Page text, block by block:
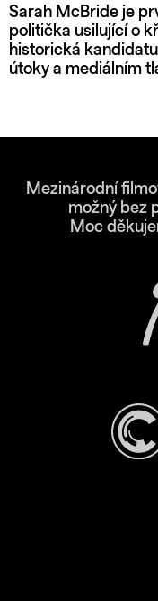
Sarah McBride je
politička usilující o
historická
útoky a mediálním
Mezinárodní
možný bez
Moc